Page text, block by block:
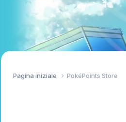
Pagina iniziale PokéPoints Store